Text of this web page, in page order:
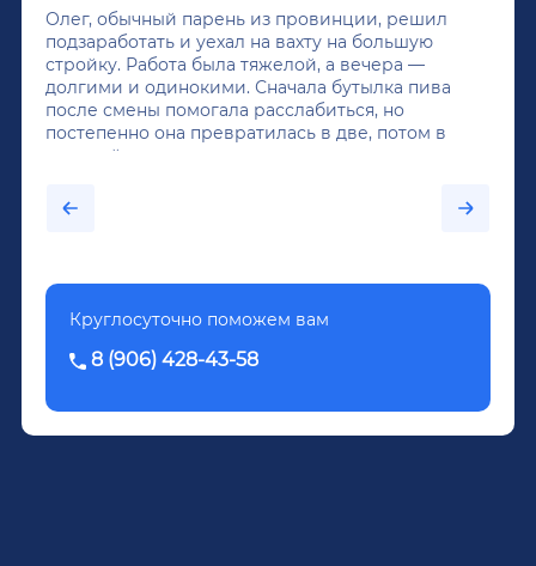
Олег, обычный парень из провинции, решил
подзаработать и уехал на вахту на большую
стройку. Работа была тяжелой, а вечера —
долгими и одинокими. Сначала бутылка пива
после смены помогала расслабиться, но
постепенно она превратилась в две, потом в
крепкий алкоголь, и вот он уже пил почти
было назначено кодирование по методу
Довженко.
Круглосуточно поможем вам
8 (906) 428-43-58